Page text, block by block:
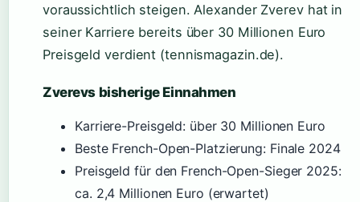
voraussichtlich steigen. Alexander Zverev hat in
seiner Karriere bereits über 30 Millionen Euro
Preisgeld verdient (tennismagazin.de).
Zverevs bisherige Einnahmen
Karriere-Preisgeld: über 30 Millionen Euro
Beste French-Open-Platzierung: Finale 2024
Preisgeld für den French-Open-Sieger 2025:
ca. 2,4 Millionen Euro (erwartet)